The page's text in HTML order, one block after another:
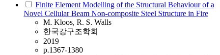
Finite Element Modelling of the Structural Behaviour of a
Novel Cellular Beam Non-composite Steel Structure in Fire
M. Kloos, R. S. Walls
한국강구조학회
2019
p.1367-1380